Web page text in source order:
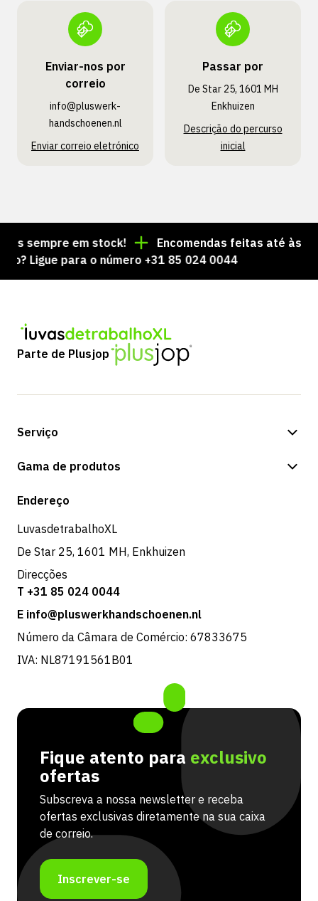
Enviar-nos por
correio
info@pluswerk­
handschoenen.nl
Enviar correio eletrónico
Passar por
De Star 25, 1601 MH
Enkhuizen
Descrição do percurso
inicial
sempre em stock!
Encomendas feitas até às 15:00
para o número +31 85 024 0044
Parte de Plusjop
Serviço
Opções de pagamento
Devoluções e serviço
Gama de produtos
Loja
Endereço
LuvasdetrabalhoXL
De Star 25, 1601 MH, Enkhuizen
Direcções
T +31 85 024 0044
E info@pluswerkhandschoenen.nl
Número da Câmara de Comércio: 67833675
IVA: NL87191561B01
Fique atento para exclusivo
ofertas
Subscreva a nossa newsletter e receba
ofertas exclusivas diretamente na sua caixa
de correio.
Inscrever-se